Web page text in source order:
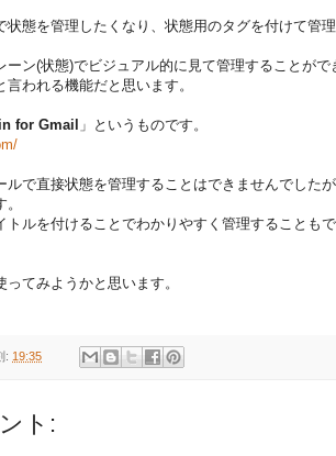
状態を管理したくなり、状態用のタグを付けて管
ーン(状態)でビジュアル的に見て管理することがで
言われる機能だと思います。
for Gmail 」というものです。
ルで直接状態を管理することはできませんでした
トルを付けることでわかりやすく管理することもで
てみようかと思います。
: 19:35
ト: